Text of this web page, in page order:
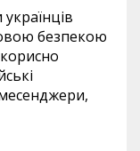
безпекою